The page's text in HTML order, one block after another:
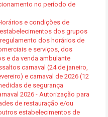
no período de
e condições de
dos grupos
dos horários de
e serviços, dos
e da venda ambulante
carnaval (24 de janeiro,
e carnaval de 2026 (12
de segurança
2026 - Autorização para
de restauração e/ou
estabelecimentos de